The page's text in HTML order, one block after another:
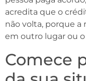
acredita que o
não volta, porque
em outro lugar ou
Comece